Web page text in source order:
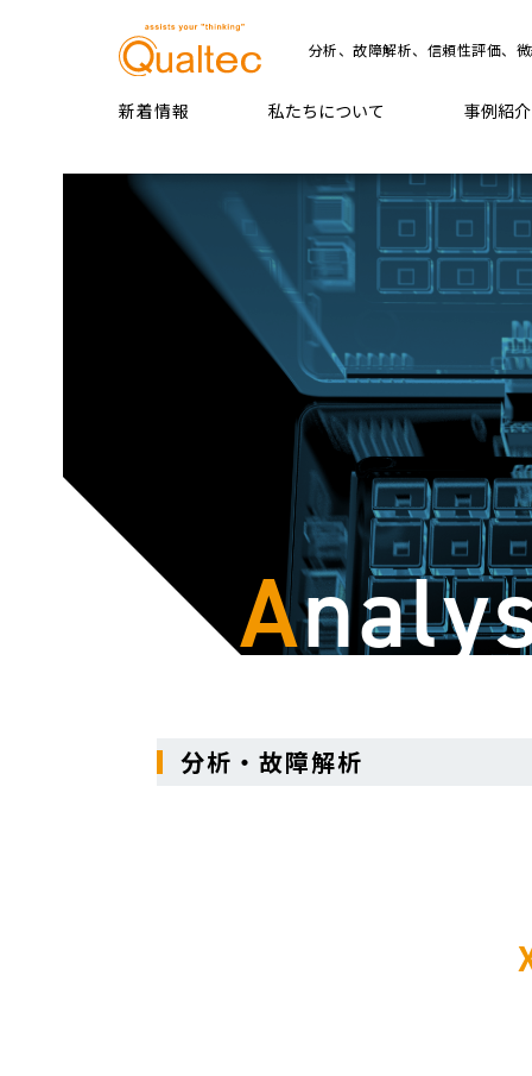
分析、故障解析、信頼性評価、
新着情報 私たちについて 事例紹介
A
分析・故障解析